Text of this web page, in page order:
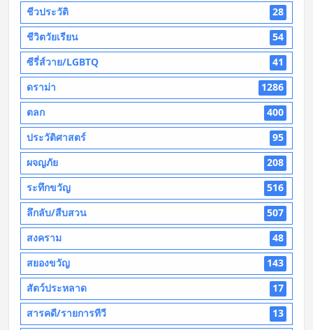
ชีวประวัติ
28
ชีวิตวัยเรียน
54
ซีรี่ส์วาย/LGBTQ
41
ดราม่า
1286
ตลก
400
ประวัติศาสตร์
95
ผจญภัย
208
ระทึกขวัญ
516
ลึกลับ/สืบสวน
507
สงคราม
48
สยองขวัญ
143
สัตว์ประหลาด
17
สารคดี/รายการทีวี
13